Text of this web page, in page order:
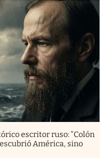
escritor ruso: “Colón
América, sino